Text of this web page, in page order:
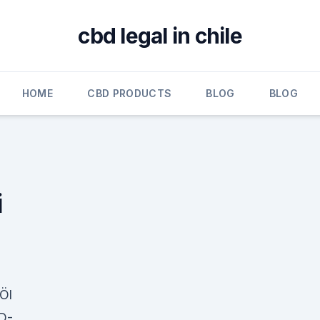
cbd legal in chile
HOME CBD PRODUCTS BLOG BLOG